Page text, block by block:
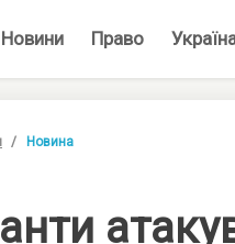
Новини Право
Новина